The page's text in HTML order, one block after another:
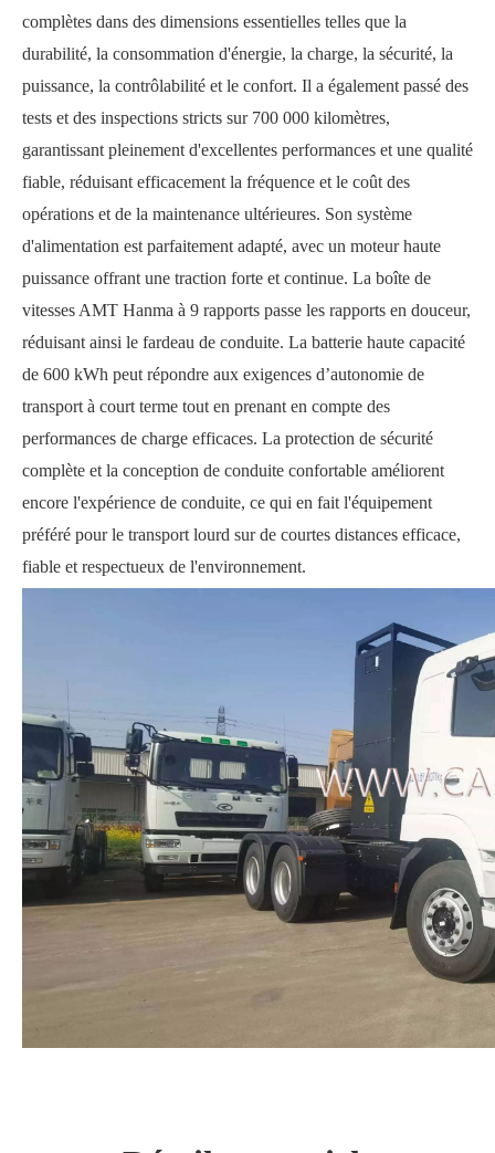
complètes dans des dimensions essentielles telles que la
durabilité, la consommation d'énergie, la charge, la sécurité, la
puissance, la contrôlabilité et le confort. Il a également passé des
tests et des inspections stricts sur 700 000 kilomètres,
garantissant pleinement d'excellentes performances et une qualité
fiable, réduisant efficacement la fréquence et le coût des
opérations et de la maintenance ultérieures. Son système
d'alimentation est parfaitement adapté, avec un moteur haute
puissance offrant une traction forte et continue. La boîte de
vitesses AMT Hanma à 9 rapports passe les rapports en douceur,
réduisant ainsi le fardeau de conduite. La batterie haute capacité
de 600 kWh peut répondre aux exigences d’autonomie de
transport à court terme tout en prenant en compte des
performances de charge efficaces. La protection de sécurité
complète et la conception de conduite confortable améliorent
encore l'expérience de conduite, ce qui en fait l'équipement
préféré pour le transport lourd sur de courtes distances efficace,
fiable et respectueux de l'environnement.